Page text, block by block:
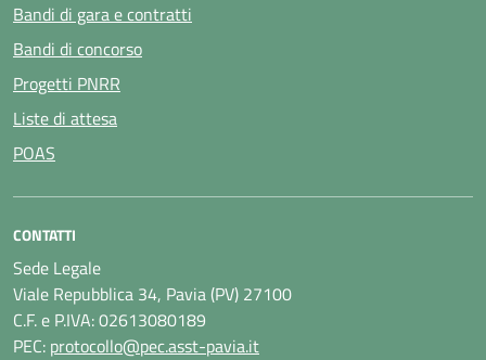
Bandi di gara e contratti
Bandi di concorso
Progetti PNRR
Liste di attesa
POAS
CONTATTI
Sede Legale
Viale Repubblica 34, Pavia (PV) 27100
C.F. e P.IVA: 02613080189
PEC: protocollo@pec.asst-pavia.it